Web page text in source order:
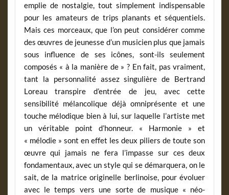
emplie de nostalgie, tout simplement indispensable
pour les amateurs de trips planants et séquentiels.
Mais ces morceaux, que l’on peut considérer comme
des œuvres de jeunesse d’un musicien plus que jamais
sous influence de ses icônes, sont-ils seulement
composés « à la manière de » ? En fait, pas vraiment,
tant la personnalité assez singulière de Bertrand
Loreau transpire d’entrée de jeu, avec cette
sensibilité mélancolique déjà omniprésente et une
touche mélodique bien à lui, sur laquelle l’artiste met
un véritable point d’honneur. « Harmonie » et
« mélodie » sont en effet les deux piliers de toute son
œuvre qui jamais ne fera l’impasse sur ces deux
fondamentaux, avec un style qui se démarquera, on le
sait, de la matrice originelle berlinoise, pour évoluer
avec le temps vers une sorte de musique « néo-